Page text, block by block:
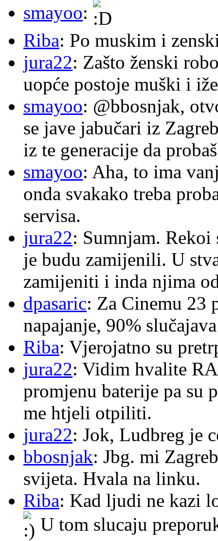
smayoo:
Riba: Po muskim i
jura22: Zašto ženski
uopće postoje muški i
smayoo: @bbosnjak,
se jave jabučari iz
iz te generacije da
smayoo: Aha, to ima
onda svakako treba
servisa.
jura22: Sumnjam. Rekoi
je budu zamijenili. U
zamijeniti i inda njima
dpasaric: Za Cinemu 23
napajanje, 90%
Riba: Vjerojatno su
jura22: Vidim hvalite
promjenu baterije pa su
me htjeli otpiliti.
jura22: Jok, Ludbreg je
bbosnjak: Jbg. mi
svijeta. Hvala na linku.
Riba: Kad ljudi ne kazi
U tom slucaju